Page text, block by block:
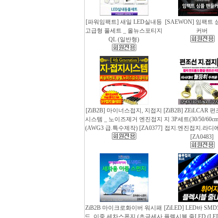
[파워임팩트] 새일 LED실내등
고급형 풀세트 _ 올뉴스포티지
QL (일반형)
[SAEWON] 임팩트
커버
[ZiB2B] 마이너스접지, 지접지
시스템 _ 노이즈제거 엔진접지
(AWG3 급.특수제작) [ZA0377]
[ZiB2B] ZEiLCAR 편
지 3P세트(30/50/
접지.엔진접지.라디
[ZA0483]
ZiB2B 마이크로화이버 워시패
드, 이중 세차스폰지 (초극세사
[ZiLED] LED바
플렉시블 줄LED